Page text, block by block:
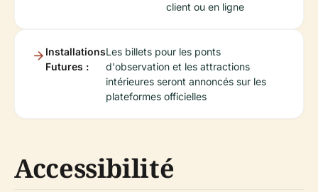
client ou en ligne
Installations
Futures :
Les billets pour les ponts
d'observation et les attractions
intérieures seront annoncés sur les
plateformes officielles
Accessibilité